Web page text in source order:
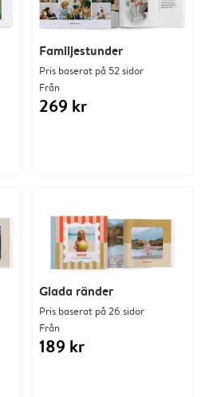
Glada ränder
Pris baserat på 26 sidor
Från
189 kr
Familjestunder
Pris baserat på 52 sidor
Från
269 kr